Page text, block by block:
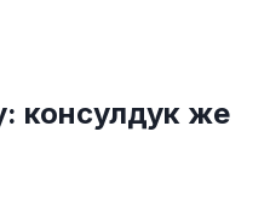
консулдук же